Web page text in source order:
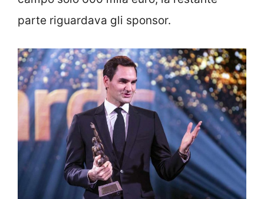
parte riguardava gli sponsor.